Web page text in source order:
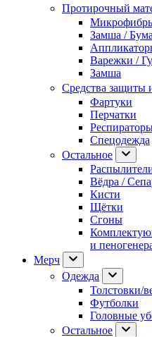
Протирочный
Замша /
Варежки /
Замша
Средства защиты
Фартуки
Перчатки
Спецодежда
Остальное
Вёдра /
Кисти
Щётки
Сгоны
и
Мерч
Одежда
Толстовки/
Футболки
Головные
Остальное